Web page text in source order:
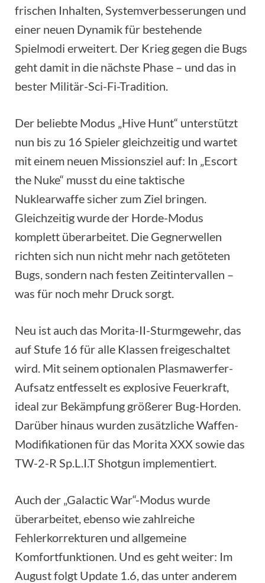
frischen Inhalten, Systemverbesserungen und
einer neuen Dynamik für bestehende
Spielmodi erweitert. Der Krieg gegen die Bugs
geht damit in die nächste Phase – und das in
bester Militär-Sci-Fi-Tradition.
Der beliebte Modus „Hive Hunt“ unterstützt
nun bis zu 16 Spieler gleichzeitig und wartet
mit einem neuen Missionsziel auf: In „Escort
the Nuke“ musst du eine taktische
Nuklearwaffe sicher zum Ziel bringen.
Gleichzeitig wurde der Horde-Modus
komplett überarbeitet. Die Gegnerwellen
richten sich nun nicht mehr nach getöteten
Bugs, sondern nach festen Zeitintervallen –
was für noch mehr Druck sorgt.
Neu ist auch das Morita-II-Sturmgewehr, das
auf Stufe 16 für alle Klassen freigeschaltet
wird. Mit seinem optionalen Plasmawerfer-
Aufsatz entfesselt es explosive Feuerkraft,
ideal zur Bekämpfung größerer Bug-Horden.
Darüber hinaus wurden zusätzliche Waffen-
Modifikationen für das Morita XXX sowie das
TW-2-R Sp.L.I.T Shotgun implementiert.
Auch der „Galactic War“-Modus wurde
überarbeitet, ebenso wie zahlreiche
Fehlerkorrekturen und allgemeine
Komfortfunktionen. Und es geht weiter: Im
August folgt Update 1.6, das unter anderem